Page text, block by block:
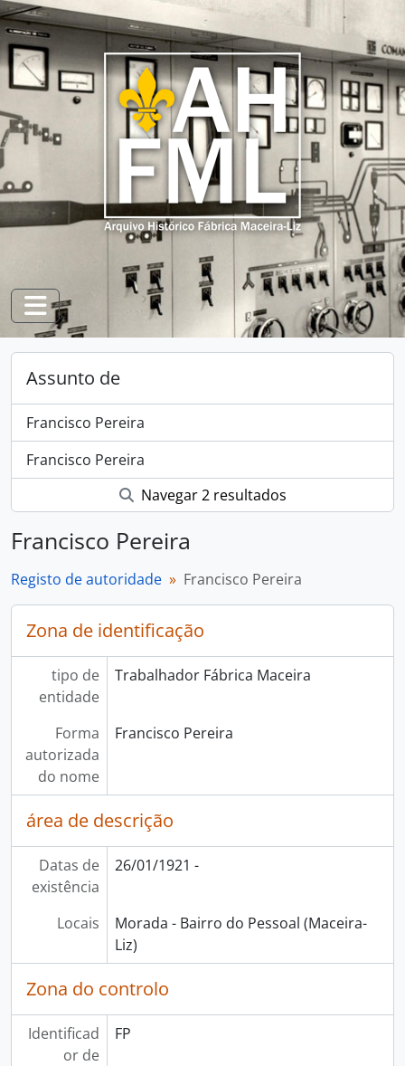
Skip to main content
Toggle navigation
Assunto de
Francisco Pereira
Francisco Pereira
Navegar 2 resultados
Francisco Pereira
Registo de autoridade Francisco Pereira
Zona de identificação
tipo de
entidade
Trabalhador Fábrica Maceira
Forma
autorizada
do nome
Francisco Pereira
área de descrição
Datas de
existência
26/01/1921 -
Locais
Morada - Bairro do Pessoal (Maceira-
Liz)
Zona do controlo
Identificad
or de
FP